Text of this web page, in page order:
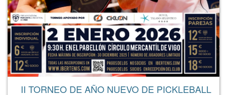
II TORNEO DE AÑO NUEVO DE PICKLEBALL